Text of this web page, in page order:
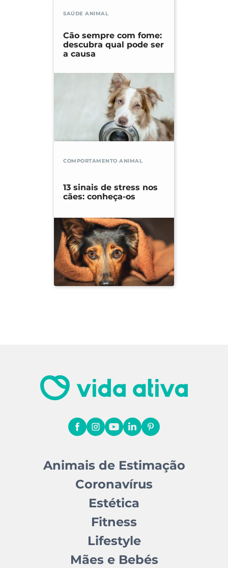
SAÚDE ANIMAL
Cão sempre com fome:
descubra qual pode ser
a causa
COMPORTAMENTO ANIMAL
13 sinais de stress nos
cães: conheça-os
Animais de Estimação
Coronavírus
Estética
Fitness
Lifestyle
Mães e Bebés